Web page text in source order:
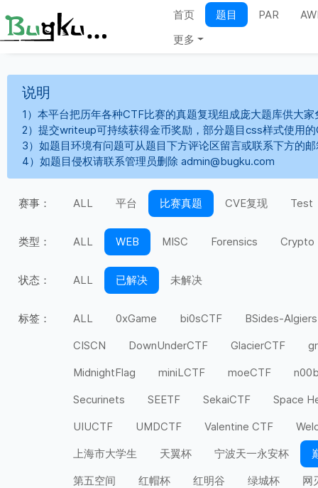
首页 题目 PAR
更多
说明
1）本平台把历年各种CTF比赛的真题复现组成庞大题库供大
2）提交writeup可持续获得金币奖励，部分题目css样式使用
3）如题目环境有问题可从题目下方评论区留言或联系下方的
4）如题目侵权请联系管理员删除 admin@bugku.com
赛事： ALL 平台 比赛真题 CVE复现 Test
类型： ALL WEB MISC Forensics Crypto
状态： ALL 已解决 未解决
标签： ALL 0xGame bi0sCTF
BSides-Algiers
CISCN
DownUnderCTF GlacierCTF
MidnightFlag
miniLCTF moeCTF
Securinets
SEETF SekaiCTF
Space
UIUCTF
UMDCTF Valentine CTF
上海市大学生
天翼杯 宁波天一永安杯
第五空间
红帽杯 红明谷 绿城杯
网